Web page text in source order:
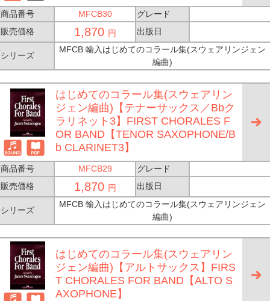
商品番号 MFCB30
グレード
販売価格
1,870 円 出版日
シリーズ
MFCB 輸入はじめてのコラール集(スウェアリンジェン
編曲)
はじめてのコラール集(スウェアリン
ジェン編曲)【テナーサックス／Bbク
ラリネット3】FIRST CHORALES F
OR BAND【TENOR SAXOPHONE/B
b CLARINET3】
商品番号 MFCB29
グレード
販売価格
1,870 円 出版日
シリーズ
MFCB 輸入はじめてのコラール集(スウェアリンジェン
編曲)
はじめてのコラール集(スウェアリン
ジェン編曲)【アルトサックス】FIRS
T CHORALES FOR BAND【ALTO S
AXOPHONE】